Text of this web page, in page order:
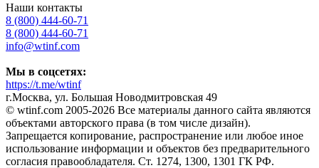
Наши контакты
8 (800) 444-60-71
8 (800) 444-60-71
info@wtinf.com
Мы в соцсетях:
https://t.me/wtinf
г.Москва, ул. Большая Новодмитровская 49
©️ wtinf.com 2005-2026 Все материалы данного сайта являются
объектами авторского права (в том числе дизайн).
Запрещается копирование, распространение или любое иное
использование информации и объектов без предварительного
согласия правообладателя. Ст. 1274, 1300, 1301 ГК РФ.